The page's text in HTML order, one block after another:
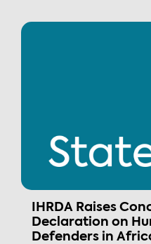
IHRDA Raises
Declaration on
Defenders in